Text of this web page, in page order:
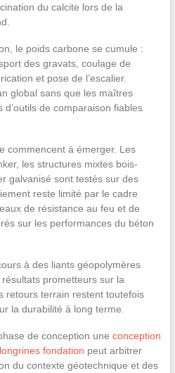
du calcite lors de la
le poids carbone se cumule :
des gravats, coulage de
et pose de l’escalier.
global sans que les maîtres
d’outils de comparaison fiables
commencent à émerger. Les
les structures mixtes bois-
galvanisé sont testés sur des
reste limité par le cadre
de résistance au feu et de
sur les performances du béton
à des liants géopolymères
prometteurs sur la
retours terrain restent toutefois
la durabilité à long terme.
de conception une conception
fondation peut arbitrer
du contexte géotechnique et des